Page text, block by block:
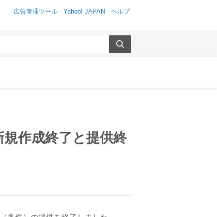
広告管理ツール - Yahoo! JAPAN - ヘルプ
作成終了と提供終